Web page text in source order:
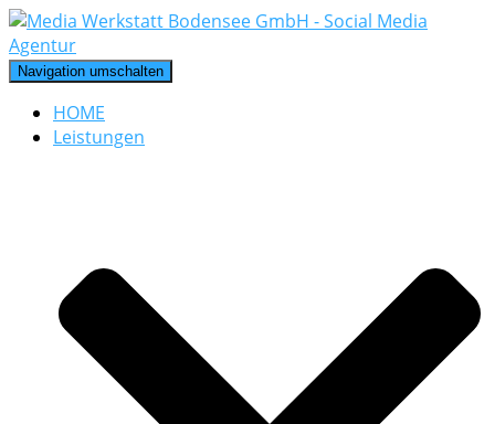
Navigation umschalten
HOME
Leistungen